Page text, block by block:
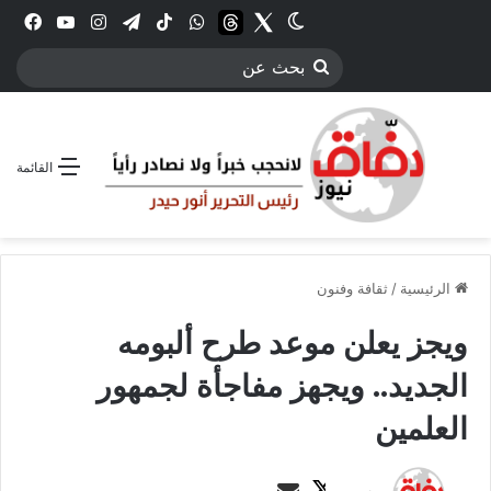
انستقرامتيلقرام‫TikTokواتسابthreadsTwitter
الوضع المظلم
بحث
القائمة
الرئيسية /ثقافة وفنون
ويجز يعلن موعد طرح ألبومه
الجديد.. ويجهز مفاجأة لجمهور
العلمين